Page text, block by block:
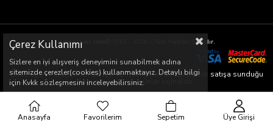
emekspor.com © 1992 - 2026 - Tüm Hakları Saklıdır.
Emek Spor Malzemeleri Sanayi ve Ticaret Limited Şirketi’nin satışa sunduğu
tüm markalar ve ürünler orjinaldir.
bu markaların yetkili satıcısıdır.
Web sitemizde bulunan ürün fiyatları sadece www.emekspor.com için
Çerez Kullanımı
Sizlere en iyi alışveriş deneyimini sunabilmek adına
sitemizde çerezler(cookies) kullanmaktayız. Detaylı bilgi
için Kvkk sözleşmesini inceleyebilirsiniz.
Anasayfa Favorilerim Sepetim Üye Girişi